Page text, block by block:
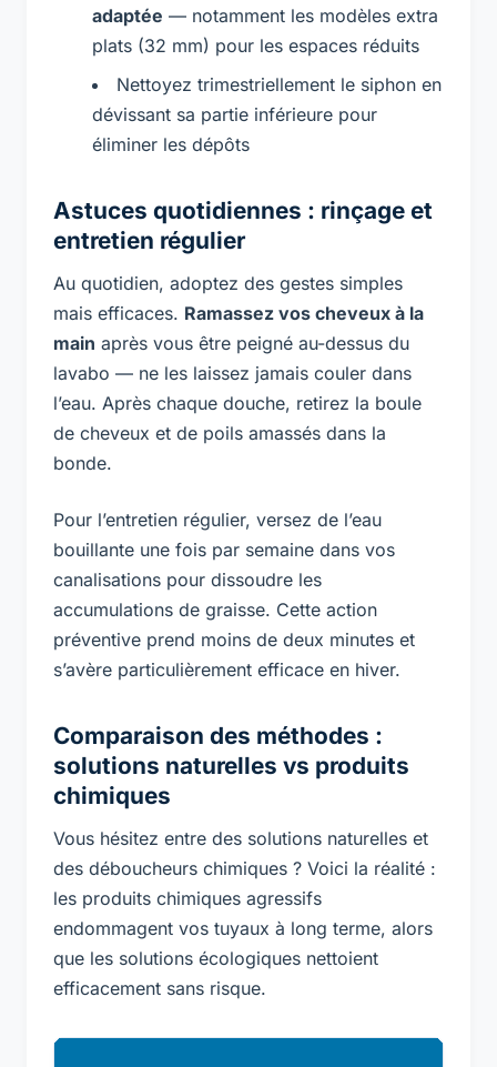
adaptée — notamment les modèles extra
plats (32 mm) pour les espaces réduits
Nettoyez trimestriellement le siphon en
dévissant sa partie inférieure pour
éliminer les dépôts
Astuces quotidiennes : rinçage et
entretien régulier
Au quotidien, adoptez des gestes simples
mais efficaces. Ramassez vos cheveux à la
main après vous être peigné au-dessus du
lavabo — ne les laissez jamais couler dans
l’eau. Après chaque douche, retirez la boule
de cheveux et de poils amassés dans la
bonde.
Pour l’entretien régulier, versez de l’eau
bouillante une fois par semaine dans vos
canalisations pour dissoudre les
accumulations de graisse. Cette action
préventive prend moins de deux minutes et
s’avère particulièrement efficace en hiver.
Comparaison des méthodes :
solutions naturelles vs produits
chimiques
Vous hésitez entre des solutions naturelles et
des déboucheurs chimiques ? Voici la réalité :
les produits chimiques agressifs
endommagent vos tuyaux à long terme, alors
que les solutions écologiques nettoient
efficacement sans risque.